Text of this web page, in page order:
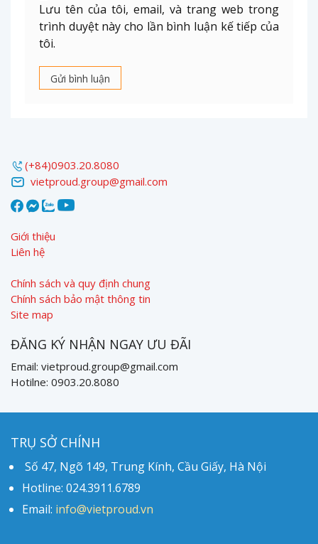
Lưu tên của tôi, email, và trang web trong
trình duyệt này cho lần bình luận kế tiếp của
tôi.
(+84)0903.20.8080
vietproud.group@gmail.com
Giới thiệu
Liên hệ
Chính sách và quy định chung
Chính sách bảo mật thông tin
Site map
ĐĂNG KÝ NHẬN NGAY ƯU ĐÃI
Email: vietproud.group@gmail.com
Hotilne: 0903.20.8080
TRỤ SỞ CHÍNH
Số 47, Ngõ 149, Trung Kính, Cầu Giấy, Hà Nội
Hotline: 024.3911.6789
Email: info@vietproud.vn